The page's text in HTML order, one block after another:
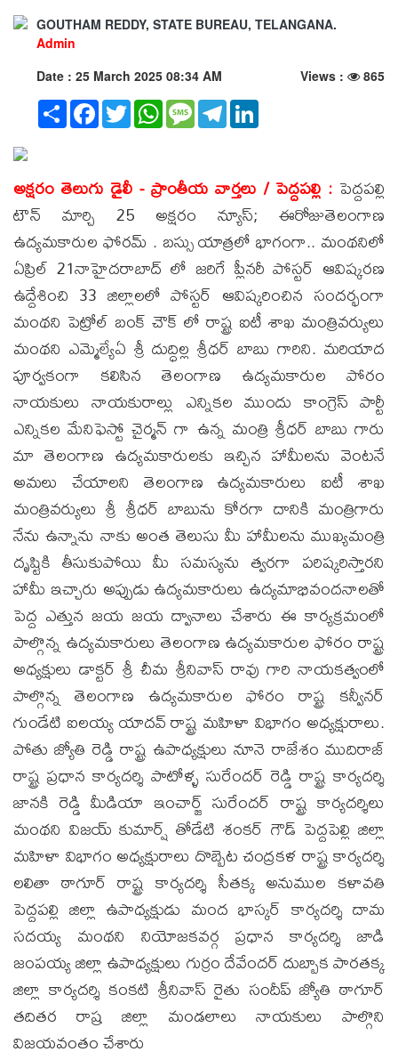
GOUTHAM REDDY, STATE BUREAU, TELANGANA.
Admin
Date : 25 March 2025 08:34 AM
Views :
865
Share Facebook
TwitterWhatsAppMessageTelegram
అక్షరం తెలుగు డైలీ - ప్రాంతీయ వార్తలు / పెద్దపల్లి : పెద్దపల్లి
టౌన్ మార్చి 25 అక్షరం న్యూస్; ఈరోజుతెలంగాణ
ఉద్యమకారుల ఫోరమ్ . బస్సు యాత్రలో భాగంగా.. మంథనిలో
ఏప్రిల్ 21నాహైదరాబాద్ లో జరిగే ప్లీనరీ పోస్టర్ ఆవిష్కరణ
ఉద్దేశించి 33 జిల్లాలలో పోస్టర్ ఆవిష్కరించిన సందర్భంగా
మంథని పెట్రోల్ బంక్ చౌక్ లో రాష్ట్ర ఐటీ శాఖ మంత్రివర్యులు
మంథని ఎమ్మెల్యేఏ శ్రీ దుద్ధిల్ల శ్రీధర్ బాబు గారిని. మరియాద
పూర్వకంగా కలిసిన తెలంగాణ ఉద్యమకారుల పోరం
నాయకులు నాయకురాల్లు ఎన్నికల ముందు కాంగ్రెస్ పార్టీ
ఎన్నికల మేనిఫెస్టో చైర్మన్ గా ఉన్న మంత్రి శ్రీధర్ బాబు గారు
మా తెలంగాణ ఉద్యమకారులకు ఇచ్చిన హామీలను వెంటనే
అమలు చేయాలని‌ తెలంగాణ ఉద్యమకారులు ఐటీ శాఖ
మంత్రివర్యులు శ్రీ శ్రీధర్ బాబును కోరగా దానికి మంత్రిగారు
నేను ఉన్నాను నాకు అంత తెలుసు మీ హామీలను ముఖ్యమంత్రి
దృష్టికి తీసుకుపోయి మీ సమస్యను త్వరగా పరిష్కరిస్తారని
హామీ ఇచ్చారు అప్పుడు ఉద్యమకారులు ఉద్యమాభివందనాలతో
పెద్ద ఎత్తున జయ జయ ద్వానాలు చేశారు ఈ కార్యక్రమంలో
పాల్గొన్న ఉద్యమకారులు తెలంగాణ ఉద్యమకారుల ఫోరం రాష్ట్ర
అధ్యక్షులు డాక్టర్ శ్రీ చీమ శ్రీనివాస్ రావు గారి నాయకత్వంలో
పాల్గొన్న తెలంగాణ ఉద్యమకారుల ఫోరం రాష్ట్ర కన్వీనర్
గుండేటి ఐలయ్య యాదవ్ రాష్ట్ర మహిళా విభాగం అధ్యక్షురాలు.
పోతు జ్యోతి రెడ్డి రాష్ట్ర ఉపాధ్యక్షులు నూనె రాజేశం ముదిరాజ్
రాష్ట్ర ప్రధాన కార్యదర్శి పాటోళ్ళ సురేందర్ రెడ్డి రాష్ట్ర కార్యదర్శి
జానకి రెడ్డి మీడియా ఇంచార్జ్ సురేందర్ రాష్ట్ర కార్యదర్శిలు
మంథని విజయ్ కుమార్ష్ తోడేటి శంకర్ గౌడ్ పెద్దపెల్లి జిల్లా
మహిళా విభాగం అధ్యక్షురాలు దొబ్బెట చంద్రకళ రాష్ట్ర కార్యదర్శి
లలితా ఠాగూర్ రాష్ట్ర కార్యదర్శి సీతక్క అనుముల కళావతి
పెద్దపల్లి జిల్లా ఉపాధ్యక్షుడు మంద భాస్కర్ కార్యదర్శి దామ
సదయ్య మంథని నియోజకవర్గ ప్రధాన కార్యదర్శి జాడి
జంపయ్య జిల్లా ఉపాధ్యక్షులు గుర్రం దేవేందర్ దుబ్బాక పారతక్క
జిల్లా కార్యదర్శి కంకటి శ్రీనివాస్ రైతు సందీప్ జ్యోతి ఠాగూర్
తదితర రాష్ర జిల్లా మండలాలు నాయకులు పాల్గొని
విజయవంతం చేశారు